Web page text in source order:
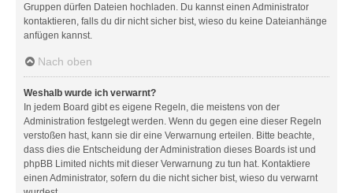
Gruppen dürfen Dateien hochladen. Du kannst einen Administrator
kontaktieren, falls du dir nicht sicher bist, wieso du keine Dateianhänge
anfügen kannst.
Nach oben
Weshalb wurde ich verwarnt?
In jedem Board gibt es eigene Regeln, die meistens von der
Administration festgelegt werden. Wenn du gegen eine dieser Regeln
verstoßen hast, kann sie dir eine Verwarnung erteilen. Bitte beachte,
dass dies die Entscheidung der Administration dieses Boards ist und
phpBB Limited nichts mit dieser Verwarnung zu tun hat. Kontaktiere
einen Administrator, sofern du die nicht sicher bist, wieso du verwarnt